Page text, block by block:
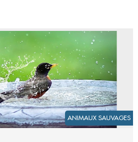
ANIMAUX SAUVAGES